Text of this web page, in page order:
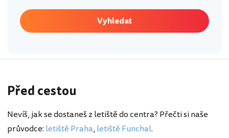
Vyhledat
Před cestou
Nevíš, jak se dostaneš z letiště do centra? Přečti si naše
průvodce: letiště Praha, letiště Funchal.